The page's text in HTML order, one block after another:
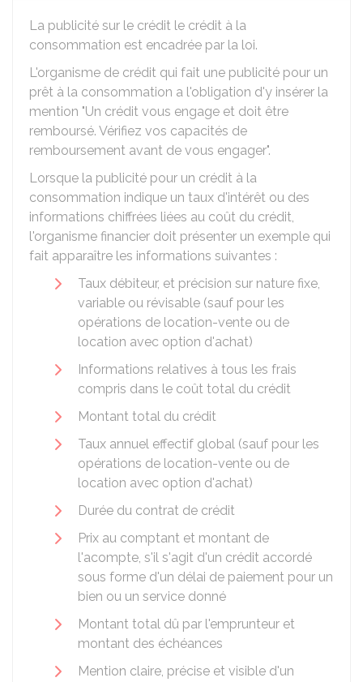
La publicité sur le crédit le crédit à la
consommation est encadrée par la loi.
L'organisme de crédit qui fait une publicité pour un
prêt à la consommation a l'obligation d'y insérer la
mention "Un crédit vous engage et doit être
remboursé. Vérifiez vos capacités de
remboursement avant de vous engager".
Lorsque la publicité pour un crédit à la
consommation indique un taux d'intérêt ou des
informations chiffrées liées au coût du crédit,
l'organisme financier doit présenter un exemple qui
fait apparaître les informations suivantes :
Taux débiteur, et précision sur nature fixe,
variable ou révisable (sauf pour les
opérations de location-vente ou de
location avec option d'achat)
Informations relatives à tous les frais
compris dans le coût total du crédit
Montant total du crédit
Taux annuel effectif global (sauf pour les
opérations de location-vente ou de
location avec option d'achat)
Durée du contrat de crédit
Prix au comptant et montant de
l'acompte, s'il s'agit d'un crédit accordé
sous forme d'un délai de paiement pour un
bien ou un service donné
Montant total dû par l'emprunteur et
montant des échéances
Mention claire, précise et visible d'un